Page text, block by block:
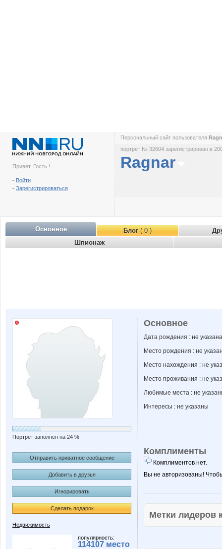
Привет, Гость !
- Войти
- Зарегистрироваться
Персональный сайт пользователя
портрет № 32604 зарегистрирован в
Ragnar
Основное Блог( 0 )
Шпионаж
Портрет заполнен на 24 %
Отправить приватное сообщение
Добавить в друзья
Игнорировать
Сделать подарок
Недвижимость
популярность:
114107 место
Основное
Дата рождения : не указана
Место рождения : не
Место нахождения : не
Место проживания : не
Любимые места : не
Интересы : не указаны
Комплименты
Комплиментов нет.
Вы не авторизованы!
Метки